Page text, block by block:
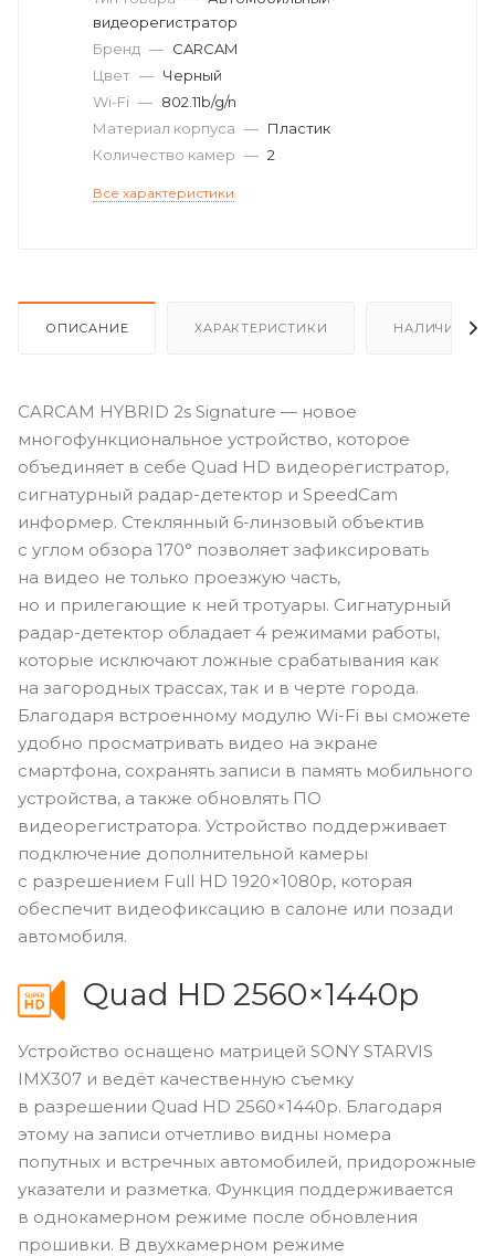
видеорегистратор
Бренд — CARCAM
Цвет — Черный
Wi-Fi — 802.11b/g/n
Материал корпуса — Пластик
Количество камер — 2
Все характеристики
ОПИСАНИЕ ХАРАКТЕРИСТИКИ НАЛИЧИЕ
CARCAM HYBRID 2s Signature — новое
многофункциональное устройство, которое
объединяет в себе Quad HD видеорегистратор,
сигнатурный радар-детектор и SpeedCam
информер. Стеклянный 6-линзовый объектив
с углом обзора 170° позволяет зафиксировать
на видео не только проезжую часть,
но и прилегающие к ней тротуары. Сигнатурный
радар-детектор обладает 4 режимами работы,
которые исключают ложные срабатывания как
на загородных трассах, так и в черте города.
Благодаря встроенному модулю Wi-Fi вы сможете
удобно просматривать видео на экране
смартфона, сохранять записи в память мобильного
устройства, а также обновлять ПО
видеорегистратора. Устройство поддерживает
подключение дополнительной камеры
с разрешением Full HD 1920×1080p, которая
обеспечит видеофиксацию в салоне или позади
автомобиля.
Quad HD 2560×1440p
Устройство оснащено матрицей SONY STARVIS
IMX307 и ведёт качественную съемку
в разрешении Quad HD 2560×1440p. Благодаря
этому на записи отчетливо видны номера
попутных и встречных автомобилей, придорожные
указатели и разметка. Функция поддерживается
в однокамерном режиме после обновления
прошивки. В двухкамерном режиме